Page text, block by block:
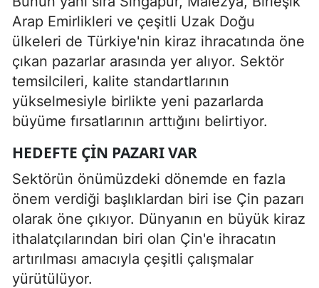
Arap Emirlikleri ve çeşitli Uzak Doğu
ülkeleri de Türkiye'nin kiraz ihracatında öne
çıkan pazarlar arasında yer alıyor. Sektör
temsilcileri, kalite standartlarının
yükselmesiyle birlikte yeni pazarlarda
büyüme fırsatlarının arttığını belirtiyor.
HEDEFTE ÇIN PAZARI VAR
Sektörün önümüzdeki dönemde en fazla
önem verdiği başlıklardan biri ise Çin pazarı
olarak öne çıkıyor. Dünyanın en büyük kiraz
ithalatçılarından biri olan Çin'e ihracatın
artırılması amacıyla çeşitli çalışmalar
yürütülüyor.